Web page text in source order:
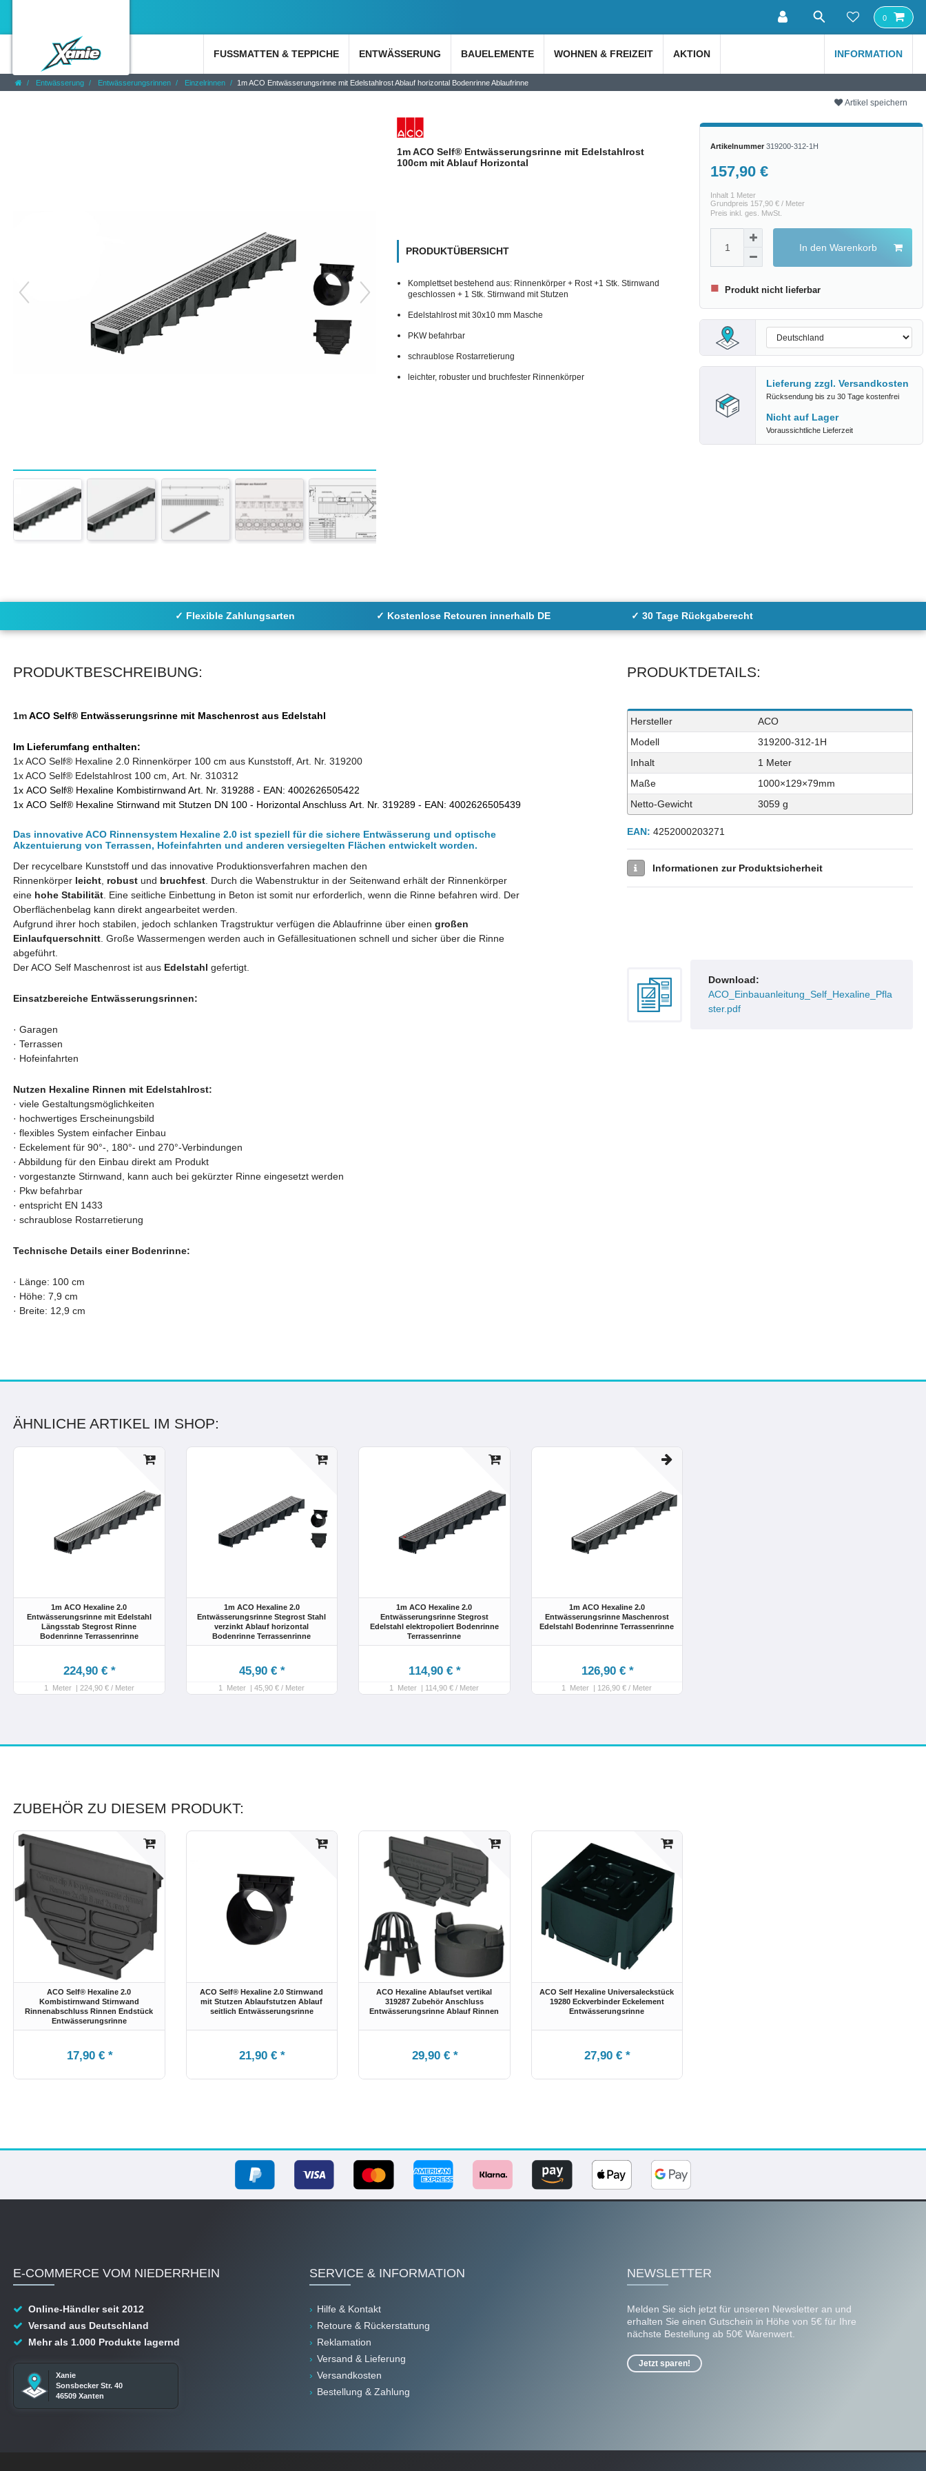
0
FUSSMATTEN & TEPPICHE ENTWÄSSERUNG BAUELEMENTE WOHNEN & FREIZEIT AKTION INFORMATION
Entwässerung Entwässerungsrinnen Einzelrinnen 1m ACO Entwässerungsrinne mit Edelstahlrost Ablauf horizontal Bodenrinne Ablaufrinne
1m ACO Self® Entwässerungsrinne mit Edelstahlrost
100cm mit Ablauf Horizontal
Artikel speichern
PRODUKTÜBERSICHT
Komplettset bestehend aus: Rinnenkörper + Rost +1 Stk. Stirnwand
geschlossen + 1 Stk. Stirnwand mit Stutzen
Edelstahlrost mit 30x10 mm Masche
PKW befahrbar
schraublose Rostarretierung
leichter, robuster und bruchfester Rinnenkörper
Artikelnummer319200-312-1H
157,90 €
Inhalt 1
Meter
Grundpreis 157,90 € / Meter
Preis inkl. ges. MwSt.
In den Warenkorb
■ Produkt nicht lieferbar
Lieferung zzgl. Versandkosten
Rücksendung bis zu 30 Tage kostenfrei
Nicht auf Lager
Voraussichtliche Lieferzeit
✓ Flexible Zahlungsarten ✓ Kostenlose Retouren innerhalb DE ✓ 30 Tage Rückgaberecht
PRODUKTBESCHREIBUNG:
1mACO Self® Entwässerungsrinne mit Maschenrost aus Edelstahl
Im Lieferumfang enthalten:
1x ACO Self® Hexaline 2.0 Rinnenkörper 100 cm aus Kunststoff, Art. Nr. 319200
1x ACO Self® Edelstahlrost 100 cm, Art. Nr. 310312
1x ACO Self® Hexaline Kombistirnwand Art. Nr. 319288 - EAN: 4002626505422
1x ACO Self® Hexaline Stirnwand mit Stutzen DN 100 - Horizontal Anschluss Art. Nr. 319289 - EAN: 4002626505439
Das innovative ACO Rinnensystem Hexaline 2.0 ist speziell für die sichere Entwässerung und optische
Akzentuierung von Terrassen, Hofeinfahrten und anderen versiegelten Flächen entwickelt worden.
Der recycelbare Kunststoff und das innovative Produktionsverfahren machen den
Rinnenkörper leicht robust und bruchfest . Durch die Wabenstruktur in der Seitenwand erhält der Rinnenkörper
eine hohe Stabilität . Eine seitliche Einbettung in Beton ist somit nur erforderlich, wenn die Rinne befahren wird. Der
Oberflächenbelag kann direkt angearbeitet werden.
Aufgrund ihrer hoch stabilen, jedoch schlanken Tragstruktur verfügen die Ablaufrinne über einen großen
Einlaufquerschnitt . Große Wassermengen werden auch in Gefällesituationen schnell und sicher über die Rinne
abgeführt.
Der ACO Self Maschenrost ist aus Edelstahl gefertigt.
Einsatzbereiche Entwässerungsrinnen:
· Garagen
· Terrassen
· Hofeinfahrten
Nutzen Hexaline Rinnen mit Edelstahlrost:
· viele Gestaltungsmöglichkeiten
· hochwertiges Erscheinungsbild
· flexibles System einfacher Einbau
· Eckelement für 90°-, 180°- und 270°-Verbindungen
· Abbildung für den Einbau direkt am Produkt
· vorgestanzte Stirnwand, kann auch bei gekürzter Rinne eingesetzt werden
· Pkw befahrbar
· entspricht EN 1433
· schraublose Rostarretierung
Technische Details einer Bodenrinne:
· Länge: 100 cm
· Höhe: 7,9 cm
· Breite: 12,9 cm
PRODUKTDETAILS:
Technisches
Merkmal
Wert
Hersteller
ACO
Modell
319200-312-1H
Inhalt
1 Meter
Maße
1000×129×79mm
Netto-Gewicht
3059 g
EAN: 4252000203271
Informationen zur Produktsicherheit
Download:
ACO_Einbauanleitung_Self_Hexaline_Pfla
ster.pdf
ÄHNLICHE ARTIKEL IM SHOP:
1m ACO Hexaline 2.0
Entwässerungsrinne mit Edelstahl
Längsstab Stegrost Rinne
Bodenrinne Terrassenrinne
224,90 € *
1 Meter | 224,90 € / Meter
1m ACO Hexaline 2.0
Entwässerungsrinne Stegrost Stahl
verzinkt Ablauf horizontal
Bodenrinne Terrassenrinne
45,90 € *
1 Meter | 45,90 € / Meter
1m ACO Hexaline 2.0
Entwässerungsrinne Stegrost
Edelstahl elektropoliert Bodenrinne
Terrassenrinne
114,90 € *
1 Meter | 114,90 € / Meter
1m ACO Hexaline 2.0
Entwässerungsrinne Maschenrost
Edelstahl Bodenrinne Terrassenrinne
126,90 € *
1 Meter | 126,90 € / Meter
ZUBEHÖR ZU DIESEM PRODUKT:
ACO Self® Hexaline 2.0
Kombistirnwand Stirnwand
Rinnenabschluss Rinnen Endstück
Entwässerungsrinne
17,90 € *
ACO Self® Hexaline 2.0 Stirnwand
mit Stutzen Ablaufstutzen Ablauf
seitlich Entwässerungsrinne
21,90 € *
ACO Hexaline Ablaufset vertikal
319287 Zubehör Anschluss
Entwässerungsrinne Ablauf Rinnen
29,90 € *
ACO Self Hexaline Universaleckstück
19280 Eckverbinder Eckelement
Entwässerungsrinne
27,90 € *
E-COMMERCE VOM NIEDERRHEIN
Online-Händler seit 2012
Versand aus Deutschland
Mehr als 1.000 Produkte lagernd
Xanie
Sonsbecker Str. 40
46509 Xanten
SERVICE & INFORMATION
Hilfe & Kontakt
Retoure & Rückerstattung
Reklamation
Versand & Lieferung
Versandkosten
Bestellung & Zahlung
NEWSLETTER
Melden Sie sich jetzt für unseren Newsletter an und
erhalten Sie einen Gutschein in Höhe von 5€ für Ihre
nächste Bestellung ab 50€ Warenwert.
Jetzt sparen!